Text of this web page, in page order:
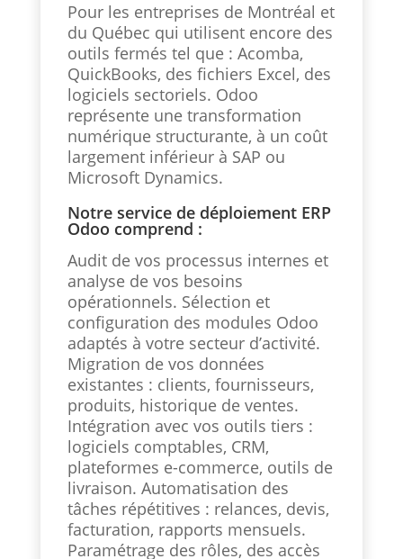
Pour les entreprises de Montréal et
du Québec qui utilisent encore des
outils fermés tel que : Acomba,
QuickBooks, des fichiers Excel, des
logiciels sectoriels. Odoo
représente une transformation
numérique structurante, à un coût
largement inférieur à SAP ou
Microsoft Dynamics.
Notre service de déploiement ERP
Odoo comprend :
Audit de vos processus internes et
analyse de vos besoins
opérationnels. Sélection et
configuration des modules Odoo
adaptés à votre secteur d’activité.
Migration de vos données
existantes : clients, fournisseurs,
produits, historique de ventes.
Intégration avec vos outils tiers :
logiciels comptables, CRM,
plateformes e-commerce, outils de
livraison. Automatisation des
tâches répétitives : relances, devis,
facturation, rapports mensuels.
Paramétrage des rôles, des accès